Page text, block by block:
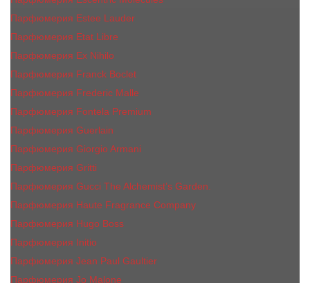
Парфюмерия Estee Lаudеr
Парфюмерия Etat Libre
Парфюмерия Ex Nihilo
Парфюмерия Franck Boclet
Парфюмерия Frеderic Mаlle
Парфюмерия Fontela Premium
Парфюмерия Guerlain
Парфюмерия Giorgio Armani
Парфюмерия Gritti
Парфюмерия Gucci The Alchemist’s Garden.
Парфюмерия Haute Fragrance Company
Парфюмерия Hugo Boss
Парфюмерия Initio
Парфюмерия Jean Paul Gaultier
Парфюмерия Jо Malоnе